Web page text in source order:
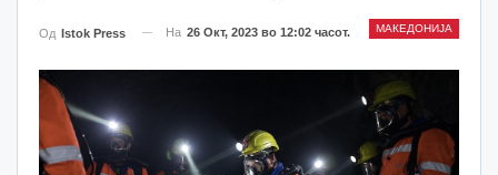
МАКЕДОНИЈА
Од Istok Press На 26 Окт, 2023 во 12:02 часот.